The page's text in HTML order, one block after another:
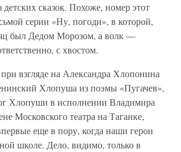
сказок. Похоже, номер этот
серии «Ну, погоди», в которой,
был Дедом Морозом, а волк —
с хвостом.
взгляде на Александра Хлопонина
Хлопуша из поэмы «Пугачев»,
Хлопуши в исполнении Владимира
Московского театра на Таганке,
еще в пору, когда наши герои
школе. Дело, видимо, только в